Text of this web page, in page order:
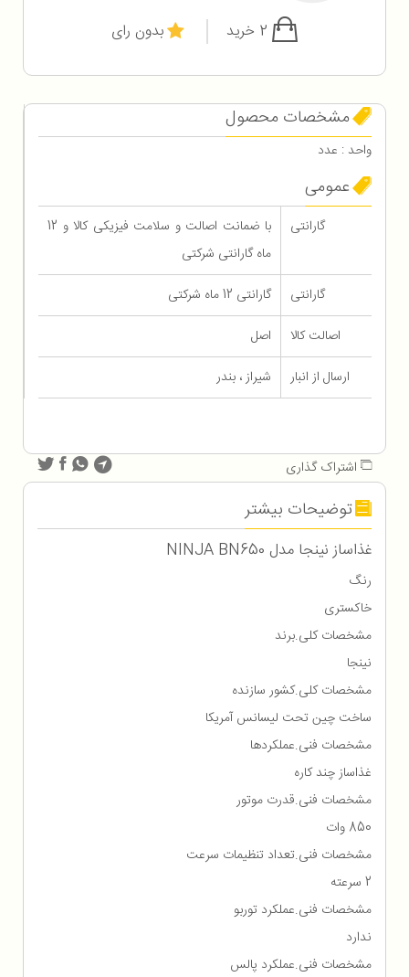
بدون رای
مشخصات محصول
واحد : عدد
عمومی
گارانتی
با ضمانت اصالت و سلامت فیزیکی کالا و 12
ماه گارانتی شرکتی
گارانتی
گارانتی 12 ماه شرکتی
اصالت کالا
اصل
ارسال از انبار
شیراز ، بندر
اشتراک گذاری
توضیحات بیشتر
غذاساز نینجا مدل NINJA BN650
رنگ
خاکستری
مشخصات کلی.برند
نینجا
مشخصات کلی.کشور سازنده
ساخت چین تحت لیسانس آمریکا
مشخصات فنی.عملکردها
غذاساز چند کاره
مشخصات فنی.قدرت موتور
850 وات
مشخصات فنی.تعداد تنظیمات سرعت
2 سرعته
مشخصات فنی.عملکرد توربو
ندارد
مشخصات فنی.عملکرد پالس